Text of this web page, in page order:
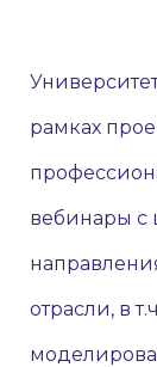
рамках
вебинары с
отрасли, в